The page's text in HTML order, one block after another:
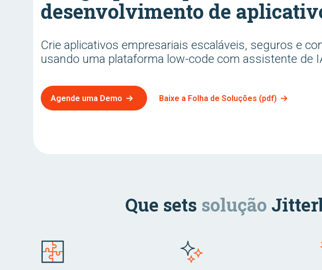
desenvolvimento de
Crie aplicativos empresariais escaláveis, seguros e
usando uma plataforma low-code com assistente de
Agende uma Demo Baixe a Folha de Soluções (pdf)
Que sets solução